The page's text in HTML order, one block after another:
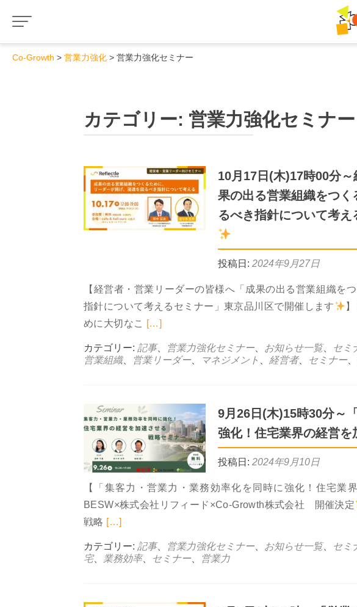
Co-Growth 営業力強化 営業力強化セミナー
カテゴリー: 営業力強化セミナー
10月17日(木)17時00分
果の出る営業組織をつく
るべき指針について考
投稿日: 2024年9月27日
【経営者・営業リーダーの皆様へ「成果の出る営業組織を
指針について考えるセミナー」東京品川区で開催します
めに大切なこ Read more about 10月17日(木)17時00分～経
[…]
カテゴリー: 記事、 営業力強化セミナー お知らせ一覧、 セミ
営業組織、 営業リーダー マネジメント 経営者、 セミナー
9月26日(木)15時30分～
強化！住宅業界の経営
投稿日: 2024年9月10日
【「集客力・営業力・業務効率化を同時に強化！住宅業
BESW×株式会社リフィード×Co-Growth株式会社 開催決定
戦略 Read more about 9月26日(木)15時30分～「集客力・
[…]
カテゴリー: 記事、 営業力強化セミナー お知らせ一覧、 セミ
宅、 業務効率、 セミナー 営業力